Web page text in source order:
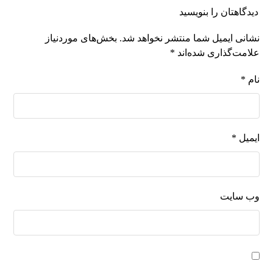
دیدگاهتان را بنویسید
نشانی ایمیل شما منتشر نخواهد شد. بخش‌های موردنیاز
علامت‌گذاری شده‌اند *
نام *
ایمیل *
وب‌ سایت